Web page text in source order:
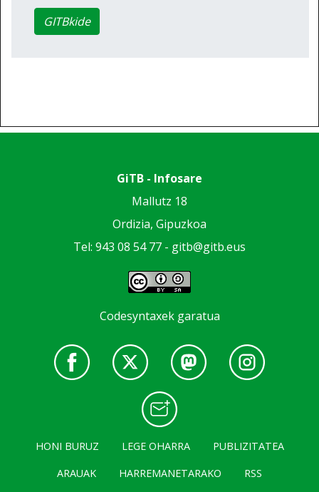
GITBkide
GiTB - Infosare
Mallutz 18
Ordizia, Gipuzkoa
Tel: 943 08 54 77 - gitb@gitb.eus
Codesyntaxek garatua
HONI BURUZ LEGE OHARRA
PUBLIZITATEA
ARAUAK
HARREMANETARAKO RSS